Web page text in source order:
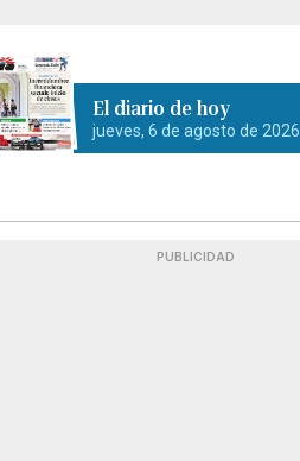
El diario de hoy
jueves, 6 de agosto de 2026
PUBLICIDAD